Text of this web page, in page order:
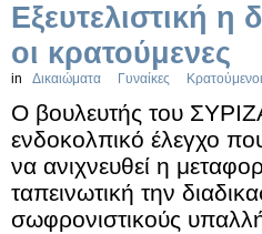
Εξευτελιστική η
οι κρατούμενες
in Δικαιώματα Γυναίκες Κρατούμενοι
Ο βουλευτής του
ενδοκολπικό έλεγχο
να ανιχνευθεί η
ταπεινωτική την
σωφρονιστικούς